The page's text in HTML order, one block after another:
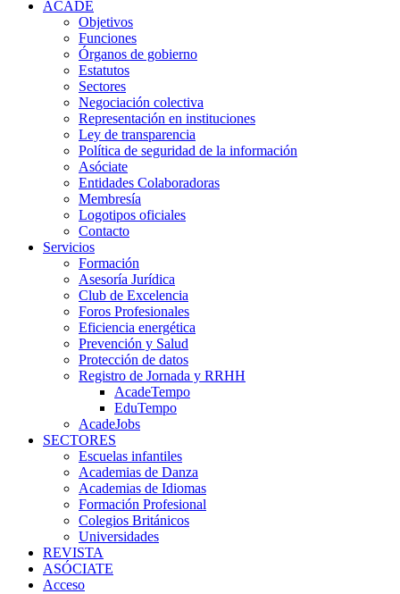
ACADE
Objetivos
Funciones
Órganos de gobierno
Estatutos
Sectores
Negociación colectiva
Representación en instituciones
Ley de transparencia
Política de seguridad de la información
Asóciate
Entidades Colaboradoras
Membresía
Logotipos oficiales
Contacto
Servicios
Formación
Asesoría Jurídica
Club de Excelencia
Foros Profesionales
Eficiencia energética
Prevención y Salud
Protección de datos
Registro de Jornada y RRHH
AcadeTempo
EduTempo
AcadeJobs
SECTORES
Escuelas infantiles
Academias de Danza
Academias de Idiomas
Formación Profesional
Colegios Británicos
Universidades
REVISTA
ASÓCIATE
Acceso